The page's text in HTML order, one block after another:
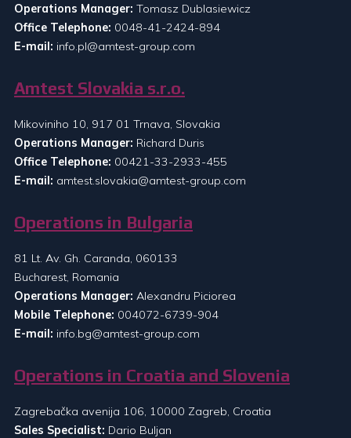
Operations Manager: Tomasz Dublasiewicz
Office Telephone: 0048-41-2424-894
E-mail: info.pl@amtest-group.com
Amtest Slovakia s.r.o.
Mikoviniho 10, 917 01 Trnava, Slovakia
Operations Manager: Richard Duris
Office Telephone: 00421-33-2933-455
E-mail: amtest.slovakia@amtest-group.com
Operations in Bulgaria
81 Lt. Av. Gh. Caranda, 060133
Bucharest, Romania
Operations Manager: Alexandru Piciorea
Mobile Telephone: 004072-6739-904
E-mail: info.bg@amtest-group.com
Operations in Croatia and Slovenia
Zagrebačka avenija 106, 10000 Zagreb, Croatia
Sales Specialist: Dario Buljan